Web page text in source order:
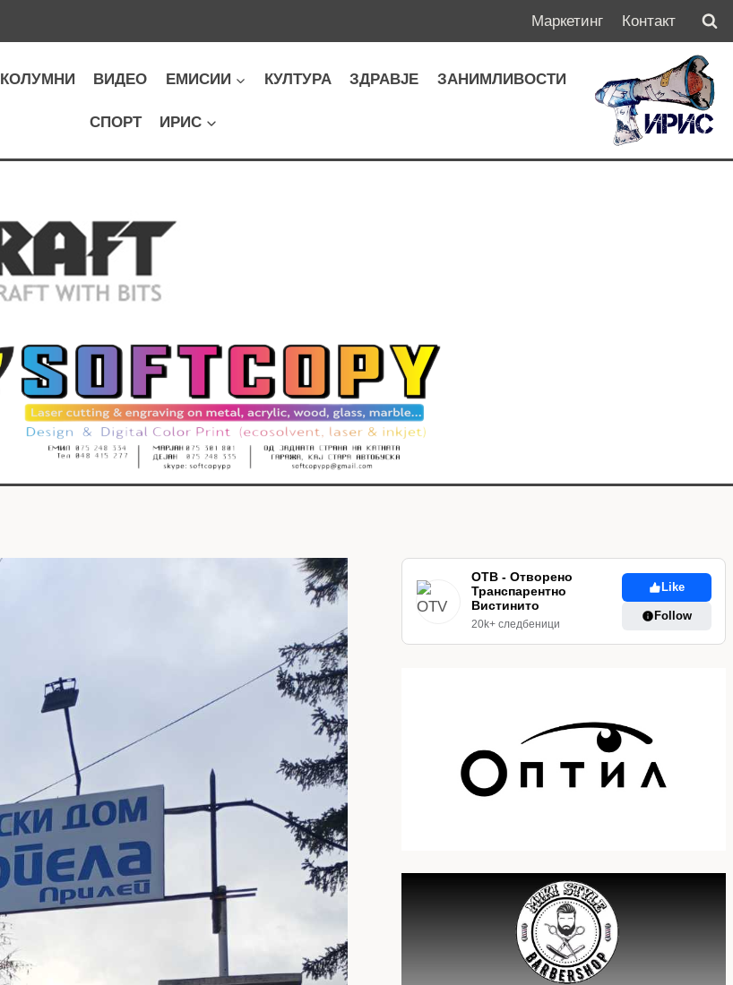
Маркетинг Контакт
КОЛУМНИ ВИДЕО ЕМИСИИ КУЛТУРА ЗДРАВЈЕ ЗАНИМЛИВОСТИ
СПОРТ ИРИС
ОТВ - Отворено
Транспарентно
Вистинито
20k+ следбеници
Like
Follow